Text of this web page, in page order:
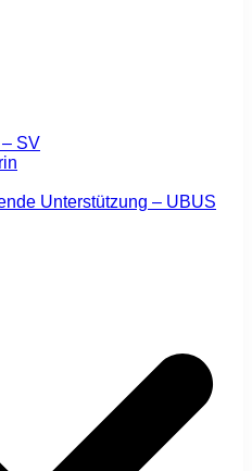
SV
Unterstützung – UBUS